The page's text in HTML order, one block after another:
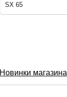
SX 65
Новинки магазина